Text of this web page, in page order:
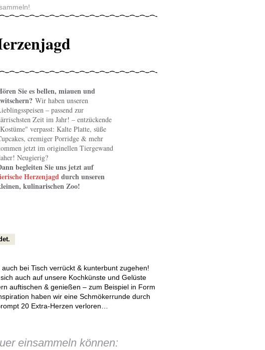
Sie es bellen, miauen und
Wir haben unseren
– passend zur
Zeit im Jahr! – entzückende
verpasst: Kalte Platte, süße
cremiger Porridge & mehr
jetzt im originellen Tiergewand
Neugierig?
begleiten Sie uns jetzt auf
Herzenjagddurch unseren
kulinarischen Zoo!
bei Tisch verrückt & kunterbunt zugehen!
auch auf unsere Kochkünste und Gelüste
auftischen & genießen – zum Beispiel in Form
haben wir eine Schmökerrunde durch
20 Extra-Herzen verloren…
einsammeln können: